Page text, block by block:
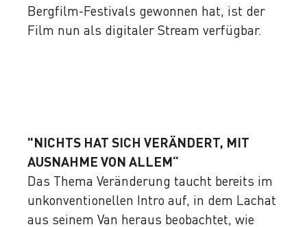
Bergfilm-Festivals gewonnen hat, ist der
Film nun als digitaler Stream verfügbar.
"NICHTS HAT SICH VERÄNDERT, MIT
AUSNAHME VON ALLEM“
Das Thema Veränderung taucht bereits im
unkonventionellen Intro auf, in dem Lachat
aus seinem Van heraus beobachtet, wie